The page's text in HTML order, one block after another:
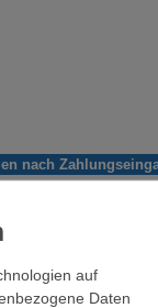
nach
auf
Daten